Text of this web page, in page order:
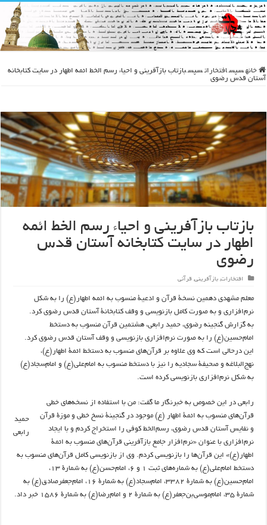
خانه سپس افتخارات سپس بازتاب بازآفرینی و احیاء رسم الخط ائمه اطهار در سایت کتابخانه
آستان قدس رضوی
بازتاب بازآفرینی و احیاء رسم الخط ائمه
اطهار در سایت کتابخانه آستان قدس
رضوی
افتخارات,بازآفرینی,قرآنی
معلم مشهدی دهمین نسخۀ قرآن و ادعیۀ منسوب به ائمه اطهار(ع) را به شکل
نرم‌افزاری و به صورت کامل بازنویسی و وقف کتابخانۀ آستان قدس رضوی کرد.
به گزارش گنجینه رضوی، حمید رابعی، هشتمین قرآن منسوب به دستخط
امام‌حسین(ع) را به صورت نرم‌افزاری بازنویسی و وقف آستان قدس رضوی کرد.
این درحالی است که وی علاوه بر قرآن‌های منسوب به دستخط ائمۀ اطهار(ع)،
نهج‌البلاغه و صحیفۀ سجادیه را نیز با دستخط منسوب به امام‌علی(ع) و امام‌سجاد(ع)
به شکل نرم‌افزاری بازنویسی کرده است.
حمید
رابعی
رابعی در این خصوص به خبرنگار ما گفت: من با استفاده از نسخه‌های خطی
قرآن‌های منسوب به ائمۀ اطهار (ع) موجود در گنجینۀ نسخ خطی و موزۀ قرآن
و نفایس آستان قدس رضوی، رسم‌الخط کوفی را استخراج کردم و با ایجاد
نرم‌افزاری با عنوان «نرم‌افزار جامع بازآفرینی قرآن‌های منسوب به ائمۀ
اطهار(ع)» این قرآن‌ها را بازنویسی کردم. وی از بازنویسی کامل قرآن‌های منسوب به
دستخط امام‌علی(ع) به شماره‌های ثبت ۱ و ۶، امام‌حسن(ع) به شمارۀ ۱۳،
امام‌حسین(ع) به شمارۀ ۳۳۸۲، امام‌سجاد(ع) به شمارۀ ۱۶، امام‌جعفرصادق(ع) به
شمارۀ ۳۵، امام‌موسی‌بن‌جعفر(ع) به شمارۀ ۲ و امام‌رضا(ع) به شمارۀ ۱۵۸۶ خبر داد.